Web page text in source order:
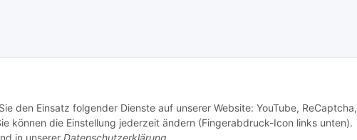
© SpezialDental
den Einsatz folgender Dienste auf unserer Website: YouTube, ReCaptcha,
können die Einstellung jederzeit ändern (Fingerabdruck-Icon links unten).